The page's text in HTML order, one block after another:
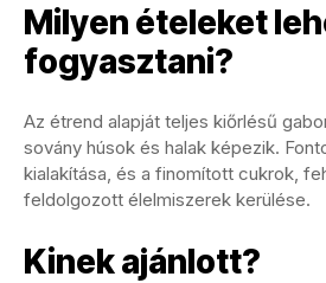
Milyen ételeket
fogyasztani?
Az étrend alapját teljes kiőrlésű
sovány húsok és halak képezik.
kialakítása, és a finomított cukrok,
feldolgozott élelmiszerek kerülése.
Kinek ajánlott?